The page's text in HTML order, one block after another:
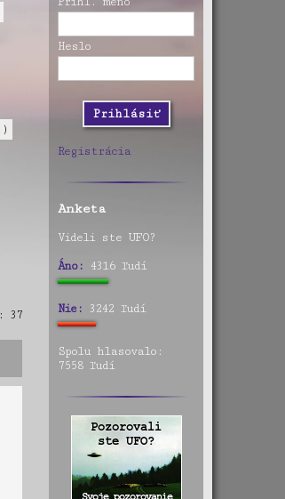
37
Heslo
Registrácia
Anketa
Videli ste UFO?
Áno: 4316 ľudí
Nie: 3242 ľudí
Spolu hlasovalo:
7558 ľudí